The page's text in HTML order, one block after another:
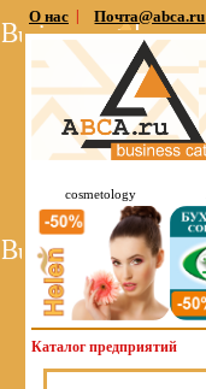
О нас Почта@abca.ru
cosmetology
Каталог предприятий